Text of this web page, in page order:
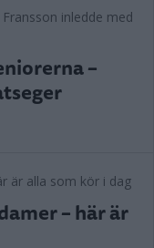
–
– här är